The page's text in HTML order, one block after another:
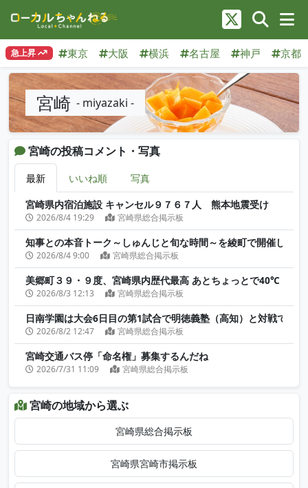
急上昇 東京 大阪 横浜 名古屋 神戸 京都
宮崎 - miyazaki -
宮崎の投稿コメント・写真
最新 いいね順
写真
宮崎県内宿泊施設 キャンセル９７６７人 熊本地震受け
2026/8/4 19:29 宮崎県総合掲示板
知事との本音トーク～しゅんじと旬な時間～を綾町で開催しまし
2026/8/4 9:00 宮崎県総合掲示板
美郷町３９・９度、宮崎県内歴代最高 あとちょっとで40℃
2026/8/3 12:13 宮崎県総合掲示板
日南学園は大会6日目の第1試合で明徳義塾（高知）と対戦です
2026/8/2 12:47 宮崎県総合掲示板
宮崎交通バス停「命名権」募集するんだね
2026/7/31 11:09 宮崎県総合掲示板
宮崎の地域から選ぶ
宮崎県総合掲示板
宮崎県宮崎市掲示板